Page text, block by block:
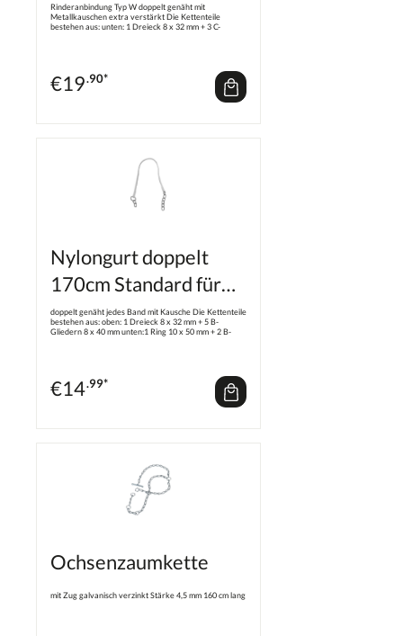
Rinderanbindung Typ W doppelt genäht mit
Metallkauschen extra verstärkt Die Kettenteile
bestehen aus: unten: 1 Dreieck 8 x 32 mm + 3 C-
€19.90*
Nylongurt doppelt
170cm Standard für
Rinder
doppelt genäht jedes Band mit Kausche Die Kettenteile
bestehen aus: oben: 1 Dreieck 8 x 32 mm + 5 B-
Gliedern 8 x 40 mm unten:1 Ring 10 x 50 mm + 2 B-
€14.99*
Ochsenzaumkette
mit Zug galvanisch verzinkt Stärke 4,5 mm 160 cm lang